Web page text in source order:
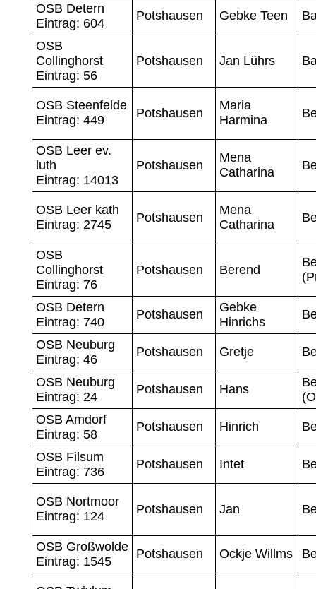
OSB Detern
Eintrag: 604
Potshausen Gebke Teen
OSB
Collinghorst
Eintrag: 56
Potshausen Jan Lührs
OSB Steenfelde
Eintrag: 449
Potshausen
Maria
Harmina
OSB Leer ev.
luth
Eintrag: 14013
Potshausen
Mena
Catharina
OSB Leer kath
Eintrag: 2745
Potshausen
Mena
Catharina
OSB
Collinghorst
Eintrag: 76
Potshausen Berend
OSB Detern
Eintrag: 740
Potshausen
Gebke
Hinrichs
OSB Neuburg
Eintrag: 46
Potshausen Gretje
OSB Neuburg
Eintrag: 24
Potshausen Hans
OSB Amdorf
Eintrag: 58
Potshausen Hinrich
OSB Filsum
Eintrag: 736
Potshausen Intet
OSB Nortmoor
Eintrag: 124
Potshausen Jan
OSB Großwolde
Eintrag: 1545
Potshausen Ockje Willms